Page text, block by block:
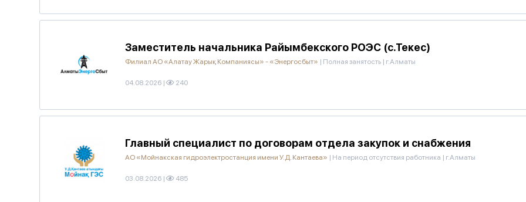
Заместитель начальника Райымбекского РОЭС (с.Текес)
Филиал АО «Алатау Жарық Компаниясы» - «Энергосбыт» | Полная занятость | г.Алматы
04.08.2026 | 240
Главный специалист по договорам отдела закупок и снабжения
АО «Мойнакская гидроэлектростанция имени У.Д. Кантаева» | На период отсутствия работника | г.Алматы
03.08.2026 | 485